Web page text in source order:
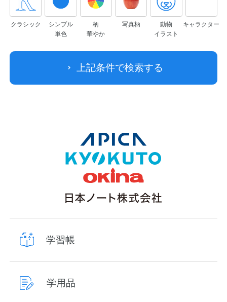
クラシック
シンプル
単色
柄
華やか
写真柄
動物
イラスト
キャラクター
上記条件で検索する
学習帳
学用品